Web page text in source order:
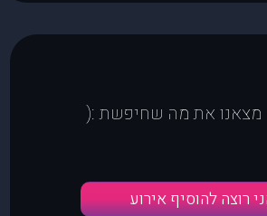
מצאנו את מה שחיפשת :(
רוצה להוסיף אירוע